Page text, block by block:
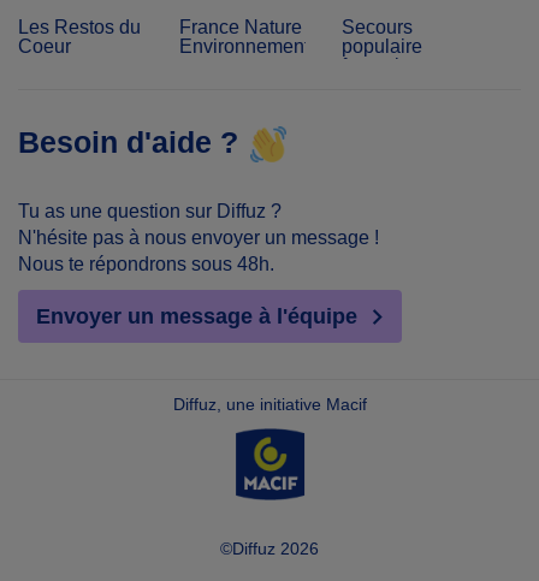
Les Restos du
Coeur
France Nature
Environnement
Secours
populaire
français
Besoin d'aide ?
Tu as une question sur Diffuz ?
N'hésite pas à nous envoyer un message !
Nous te répondrons sous 48h.
Envoyer un message à l'équipe
Diffuz, une initiative Macif
©Diffuz 2026